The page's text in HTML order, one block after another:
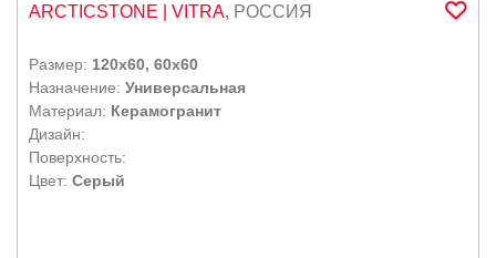
ARCTICSTONE | VITRA, РОССИЯ
Размер: 120x60, 60x60
Назначение: Универсальная
Материал: Керамогранит
Дизайн:
Поверхность:
Цвет: Серый